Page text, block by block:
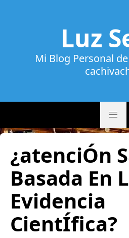
Luz
Mi Blog Personal
¿atenciÓn
Basada En
Evidencia
CientÍfica?